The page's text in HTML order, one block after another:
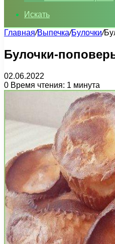
Искать
Главная/Выпечка/Булочки/
Булочки-
02.06.2022
0 Время чтения: 1 минута